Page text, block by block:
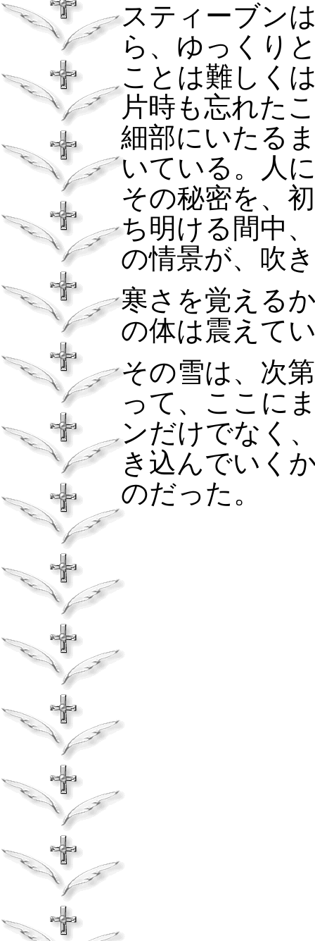
スティーブン
ら、ゆっくり
ことは難しく
片時も忘れた
細部にいたる
いている。人
その秘密を、
ち明ける間中
の情景が、吹
寒さを覚える
の体は震えて
その雪は、次
って、ここに
ンだけでなく
き込んでいく
のだった。